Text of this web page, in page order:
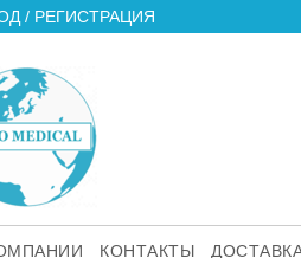
/ РЕГИСТРАЦИЯ
КОНТАКТЫ